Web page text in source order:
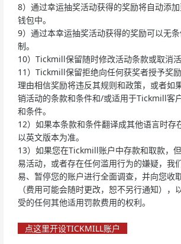
8）通过幸运抽奖活动获得的奖励将自动添
钱包中。
9）通过本幸运抽奖活动获得的奖励可以无
制。
10）Tickmill保留随时修改活动条款或取消活
11）Tickmill保留拒绝向任何获奖者授予奖
理由相信奖励将违反其规则和政策，或者如
销活动的条款和条件和/或适用于Tickmill客
和条件。
12）如果本条款和条件翻译成其他语言时存
以英文版本为准。
13）如果您在Tickmill账户中存款和取款，
易活动，或者存在任何滥用行为的嫌疑，我
易、暂停您的账户进行全面调查，并向您收
（费用可能会随时更改，恕不另行通知），
受的任何其他适用罚款费用的权利。
点这里开设TICKMILL账户